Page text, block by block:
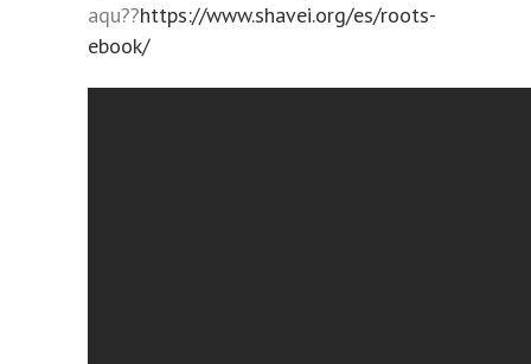
aqu??https://www.shavei.org/es/roots-
ebook/